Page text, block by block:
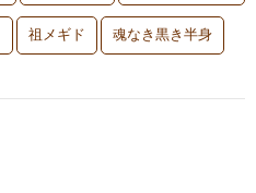
祖メギド 魂なき黒き半身